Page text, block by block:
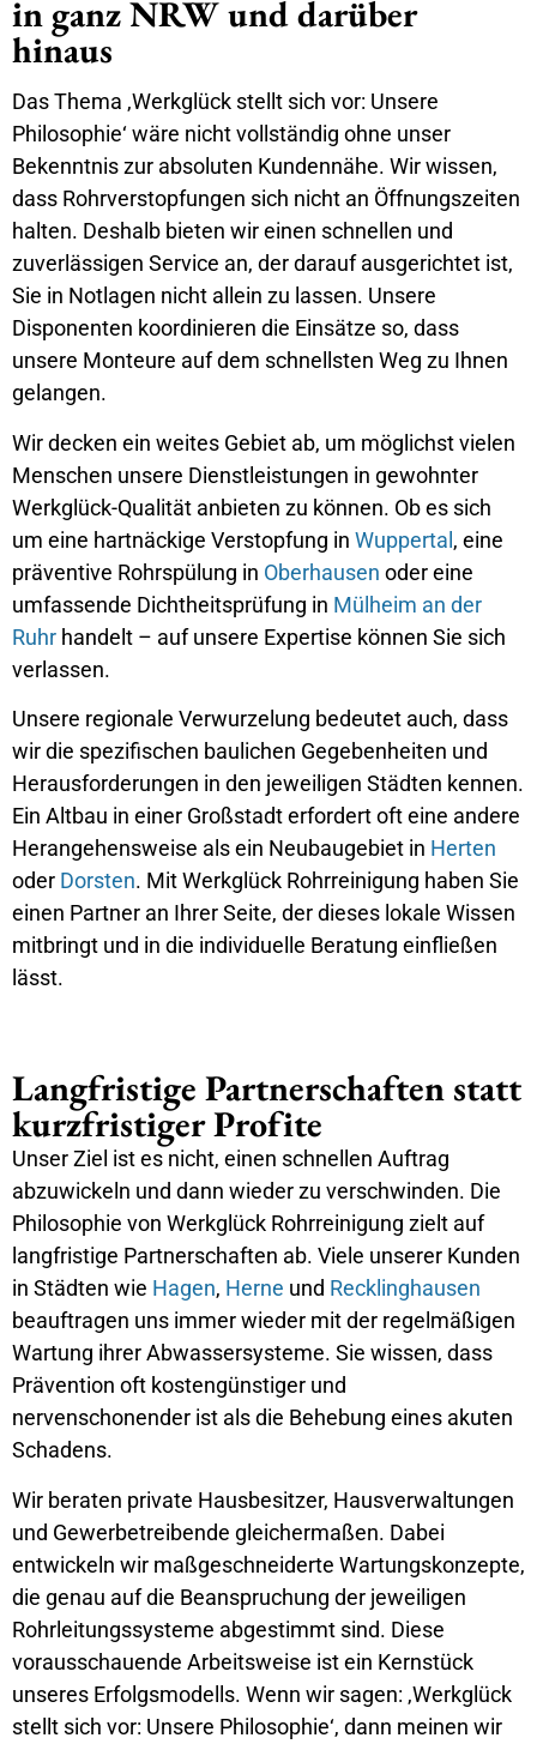
in ganz NRW und darüber
hinaus
Das Thema ‚Werkglück stellt sich vor: Unsere
Philosophie‘ wäre nicht vollständig ohne unser
Bekenntnis zur absoluten Kundennähe. Wir wissen,
dass Rohrverstopfungen sich nicht an Öffnungszeiten
halten. Deshalb bieten wir einen schnellen und
zuverlässigen Service an, der darauf ausgerichtet ist,
Sie in Notlagen nicht allein zu lassen. Unsere
Disponenten koordinieren die Einsätze so, dass
unsere Monteure auf dem schnellsten Weg zu Ihnen
gelangen.
Wir decken ein weites Gebiet ab, um möglichst vielen
Menschen unsere Dienstleistungen in gewohnter
Werkglück-Qualität anbieten zu können. Ob es sich
um eine hartnäckige Verstopfung in Wuppertal, eine
präventive Rohrspülung in Oberhausen oder eine
umfassende Dichtheitsprüfung in Mülheim an der
Ruhr handelt – auf unsere Expertise können Sie sich
verlassen.
Unsere regionale Verwurzelung bedeutet auch, dass
wir die spezifischen baulichen Gegebenheiten und
Herausforderungen in den jeweiligen Städten kennen.
Ein Altbau in einer Großstadt erfordert oft eine andere
Herangehensweise als ein Neubaugebiet in Herten
oder Dorsten. Mit Werkglück Rohrreinigung haben Sie
einen Partner an Ihrer Seite, der dieses lokale Wissen
mitbringt und in die individuelle Beratung einfließen
lässt.
Langfristige Partnerschaften statt
kurzfristiger Profite
Unser Ziel ist es nicht, einen schnellen Auftrag
abzuwickeln und dann wieder zu verschwinden. Die
Philosophie von Werkglück Rohrreinigung zielt auf
langfristige Partnerschaften ab. Viele unserer Kunden
in Städten wie Hagen, Herne und Recklinghausen
beauftragen uns immer wieder mit der regelmäßigen
Wartung ihrer Abwassersysteme. Sie wissen, dass
Prävention oft kostengünstiger und
nervenschonender ist als die Behebung eines akuten
Schadens.
Wir beraten private Hausbesitzer, Hausverwaltungen
und Gewerbetreibende gleichermaßen. Dabei
entwickeln wir maßgeschneiderte Wartungskonzepte,
die genau auf die Beanspruchung der jeweiligen
Rohrleitungssysteme abgestimmt sind. Diese
vorausschauende Arbeitsweise ist ein Kernstück
unseres Erfolgsmodells. Wenn wir sagen: ‚Werkglück
stellt sich vor: Unsere Philosophie‘, dann meinen wir